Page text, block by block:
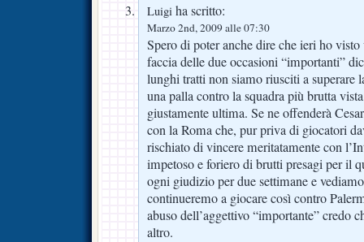
Luigi ha scritto:
Marzo 2nd, 2009 alle 07:30
Spero di poter anche dire che ieri ho
faccia delle due occasioni “importanti”
lunghi tratti non siamo riusciti a superare
una palla contro la squadra più brutta
giustamente ultima. Se ne offenderà
con la Roma che, pur priva di giocatori
rischiato di vincere meritatamente con
impetoso e foriero di brutti presagi per il
ogni giudizio per due settimane e
continueremo a giocare così contro
abuso dell’aggettivo “importante” credo
altro.